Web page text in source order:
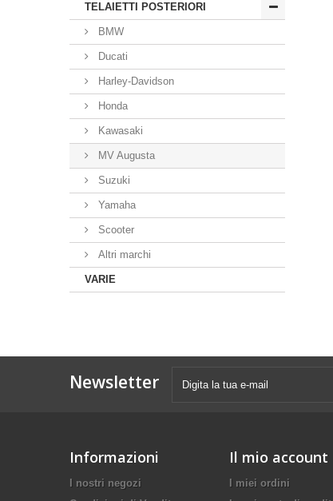
TELAIETTI POSTERIORI
BMW
Ducati
Harley-Davidson
Honda
Kawasaki
MV Augusta
Suzuki
Yamaha
Scooter
Altri marchi
VARIE
Newsletter
Informazioni
I nostri negozi
Il mio account
I miei ordini